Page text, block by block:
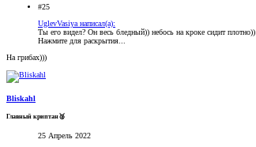
#25
UglevVasiya написал(а):
Ты его видел? Он весь бледный)) небось на кроке сидит плотно))
Нажмите для раскрытия...
На грибах)))
Bliskahl
Главный криптан🥈
25 Апрель 2022